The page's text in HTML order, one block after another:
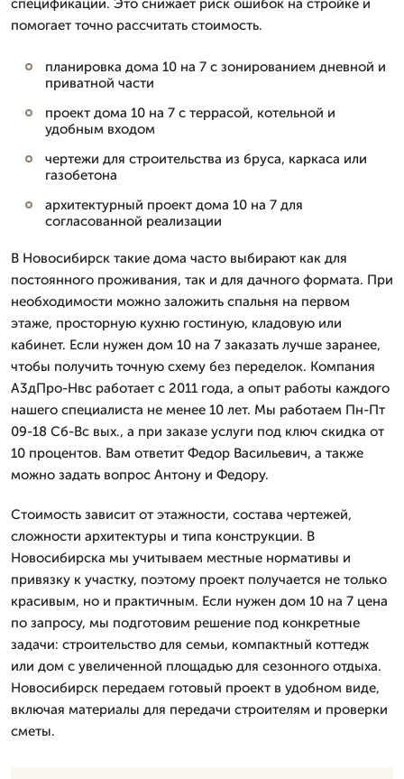
спецификации. Это снижает риск ошибок на стройке и
помогает точно рассчитать стоимость.
планировка дома 10 на 7 с зонированием дневной и
приватной части
проект дома 10 на 7 с террасой, котельной и
удобным входом
чертежи для строительства из бруса, каркаса или
газобетона
архитектурный проект дома 10 на 7 для
согласованной реализации
В Новосибирск такие дома часто выбирают как для
постоянного проживания, так и для дачного формата. При
необходимости можно заложить спальня на первом
этаже, просторную кухню гостиную, кладовую или
кабинет. Если нужен дом 10 на 7 заказать лучше заранее,
чтобы получить точную схему без переделок. Компания
А3дПро-Нвс работает с 2011 года, а опыт работы каждого
нашего специалиста не менее 10 лет. Мы работаем Пн-Пт
09-18 Сб-Вс вых., а при заказе услуги под ключ скидка от
10 процентов. Вам ответит Федор Васильевич, а также
можно задать вопрос Антону и Федору.
Стоимость зависит от этажности, состава чертежей,
сложности архитектуры и типа конструкции. В
Новосибирска мы учитываем местные нормативы и
привязку к участку, поэтому проект получается не только
красивым, но и практичным. Если нужен дом 10 на 7 цена
по запросу, мы подготовим решение под конкретные
задачи: строительство для семьи, компактный коттедж
или дом с увеличенной площадью для сезонного отдыха.
Новосибирск передаем готовый проект в удобном виде,
включая материалы для передачи строителям и проверки
сметы.